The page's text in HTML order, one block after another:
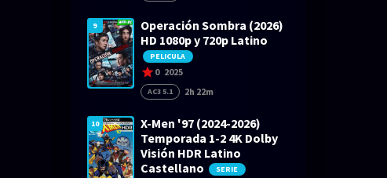
9
Operación Sombra (2026)
HD 1080p y 720p Latino
PELICULA
0 2025
AC3 5.1 2h 22m
10
X-Men '97 (2024-2026)
Temporada 1-2 4K Dolby
Visión HDR Latino
Castellano
SERIE